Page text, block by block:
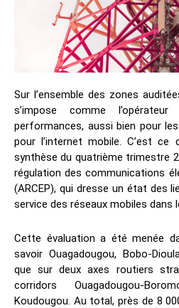
Sur l’ensemble des zones
s’impose comme
performances, aussi bien pour
pour l’internet mobile. C’est
synthèse du quatrième trimestre
régulation des communications
(ARCEP), qui dresse un état des
service des réseaux mobiles dans
Cette évaluation a été menée
savoir Ouagadougou, Bobo-
que sur deux axes routiers
corridors Ouagadougou-
Koudougou. Au total, près de 8